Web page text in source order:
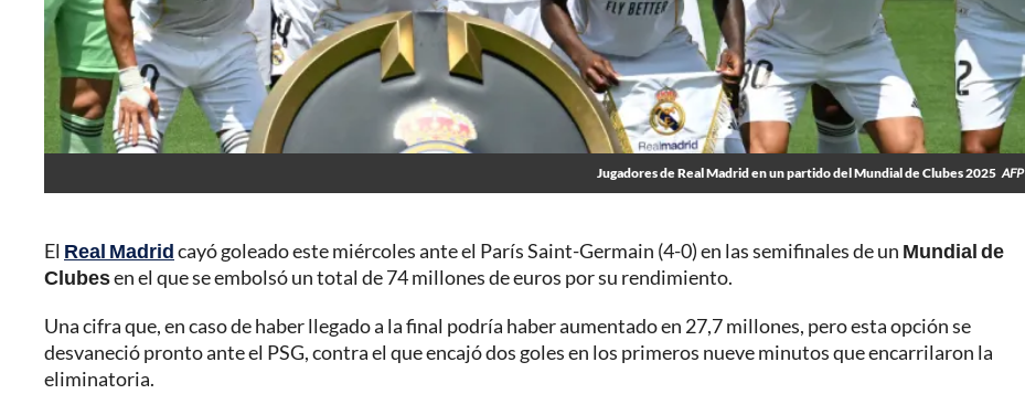
Jugadores de Real Madrid en un partido del Mundial de Clubes 2025 AFP
El Real Madridcayó goleado este miércoles ante el París Saint-Germain (4-0) en las semifinales de un Mundial de
Clubesen el que se embolsó un total de 74 millones de euros por su rendimiento.
Una cifra que, en caso de haber llegado a la final podría haber aumentado en 27,7 millones, pero esta opción se
desvaneció pronto ante el PSG, contra el que encajó dos goles en los primeros nueve minutos que encarrilaron la
eliminatoria.